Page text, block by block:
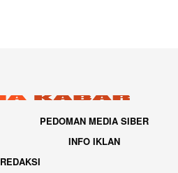
PEDOMAN MEDIA SIBER
INFO IKLAN
REDAKSI